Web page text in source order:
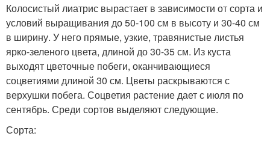
Колосистый лиатрис вырастает в зависимости от сорта и
условий выращивания до 50-100 см в высоту и 30-40 см
в ширину. У него прямые, узкие, травянистые листья
ярко-зеленого цвета, длиной до 30-35 см. Из куста
выходят цветочные побеги, оканчивающиеся
соцветиями длиной 30 см. Цветы раскрываются с
верхушки побега. Соцветия растение дает с июля по
сентябрь. Среди сортов выделяют следующие.
Сорта: